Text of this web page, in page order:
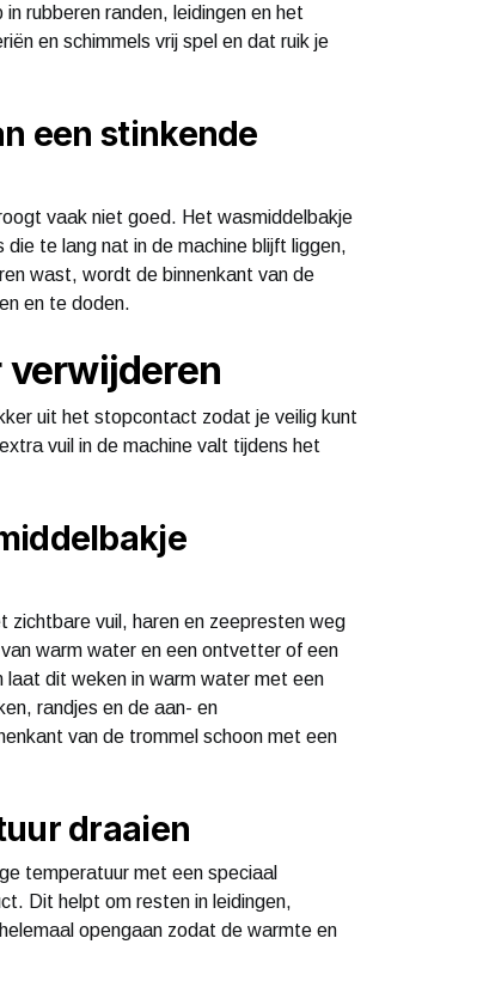
rubberen randen, leidingen en het
en schimmels vrij spel en dat ruik je
een stinkende
vaak niet goed. Het wasmiddelbakje
te lang nat in de machine blijft liggen,
wast, wordt de binnenkant van de
en te doden.
verwijderen
uit het stopcontact zodat je veilig kunt
vuil in de machine valt tijdens het
zichtbare vuil, haren en zeepresten weg
warm water en een ontvetter of een
laat dit weken in warm water met een
randjes en de aan- en
van de trommel schoon met een
draaien
temperatuur met een speciaal
Dit helpt om resten in leidingen,
opengaan zodat de warmte en